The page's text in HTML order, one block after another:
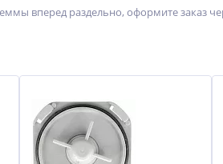
вперед раздельно, оформите заказ